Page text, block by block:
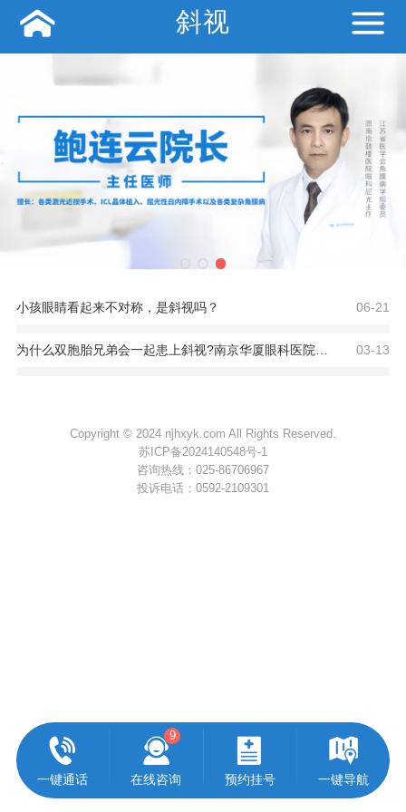
斜视
小孩眼睛看起来不对称，是斜视吗？ 06-21
为什么双胞胎兄弟会一起患上斜视?南京华厦眼科医院医生这样说 03-13
Copyright © 2024 njhxyk.com All Rights Reserved.
苏ICP备2024140548号-1
咨询热线： 025-86706967
投诉电话： 0592-2109301
一键通话
9
在线咨询 预约挂号 一键导航